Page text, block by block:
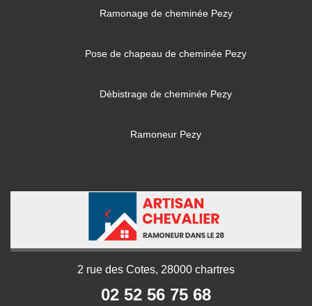
Ramonage de cheminée Pezy
Pose de chapeau de cheminée Pezy
Débistrage de cheminée Pezy
Ramoneur Pezy
2 rue des Cotes, 28000 chartres
02 52 56 75 68